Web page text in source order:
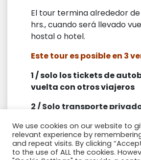
El tour termina alrededor de
hrs., cuando será llevado
hostal o hotel.
Este tour es posible en 3
1 / solo los tickets de
vuelta con otros viajeros
2 / Solo transporte
3 / Transporte privado +
almuerzo
We use cookies on our website to
relevant experience by
and repeat visits. By clicking
to the use of ALL the cookies.